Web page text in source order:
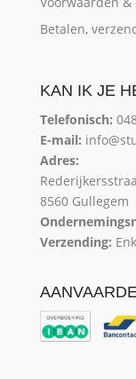
Betalen,
KAN IK JE
Telefonisch:
E-mail:
Adres:
8560 Gullegem
Verzending: